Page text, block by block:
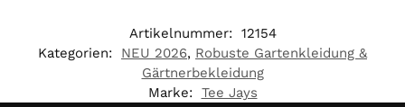
Artikelnummer: 12154
Kategorien:
NEU 2026, Robuste Gartenkleidung &
Gärtnerbekleidung
Marke: Tee Jays